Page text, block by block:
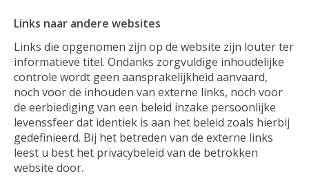
Links naar andere websites
Links die opgenomen zijn op de website zijn louter ter
informatieve titel. Ondanks zorgvuldige inhoudelijke
controle wordt geen aansprakelijkheid aanvaard,
noch voor de inhouden van externe links, noch voor
de eerbiediging van een beleid inzake persoonlijke
levenssfeer dat identiek is aan het beleid zoals hierbij
gedefinieerd. Bij het betreden van de externe links
leest u best het privacybeleid van de betrokken
website door.